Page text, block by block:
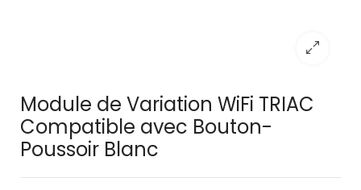
Module de Variation WiFi TRIAC
Compatible avec Bouton-
Poussoir Blanc